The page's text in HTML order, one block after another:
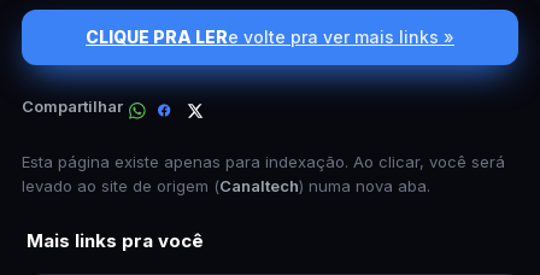
CLIQUE PRA LERe volte pra ver mais links »
Compartilhar
Esta página existe apenas para indexação. Ao clicar, você será
levado ao site de origem (Canaltech) numa nova aba.
Mais links pra você